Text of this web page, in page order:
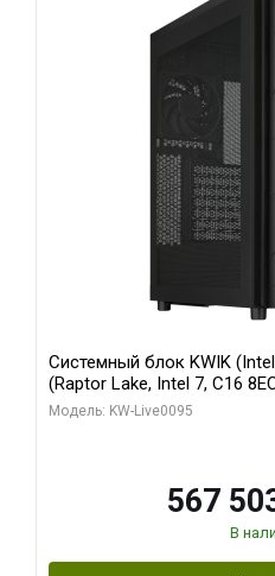
Системный блок KWIK
(Raptor Lake, Intel 7, C16
модуля)/ Afox RTX4090
Модель: KW-Live0095
567
В